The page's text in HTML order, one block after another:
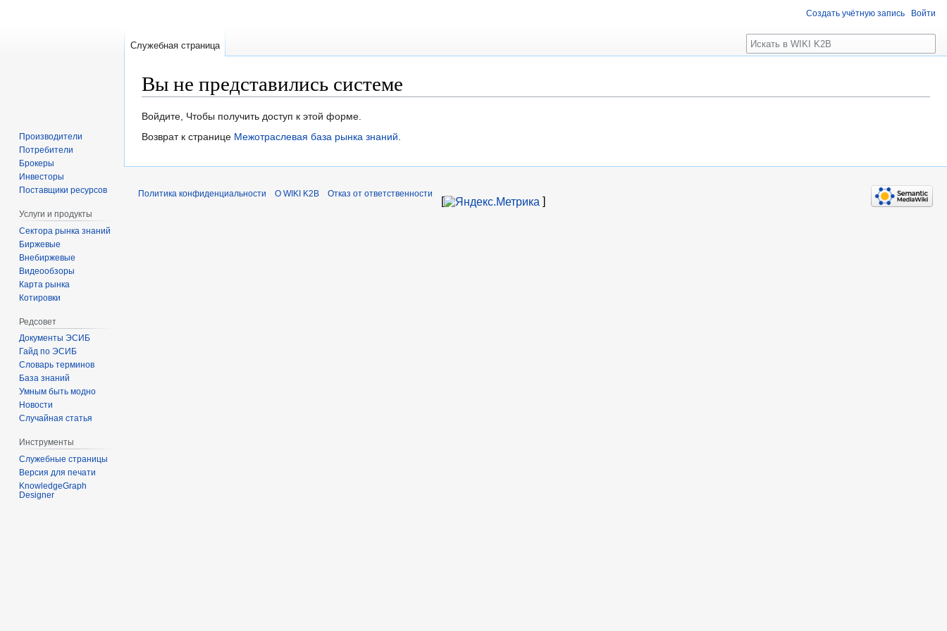
Вы не представились системе
Перейти
к
Перейти
к
Войдите, Чтобы получить доступ к этой форме.
Возврат к странице Межотраслевая база рынка знаний.
Создать учётную запись Войти
Служебная страница Поиск
Производители
Потребители
Брокеры
Инвесторы
Поставщики ресурсов
Услуги и продукты
Сектора рынка знаний
Биржевые
Внебиржевые
Видеообзоры
Карта рынка
Котировки
Редсовет
Документы ЭСИБ
Гайд по ЭСИБ
Словарь терминов
База знаний
Умным быть модно
Новости
Случайная статья
Инструменты
Служебные страницы
Версия для печати
KnowledgeGraph
Designer
Политика конфиденциальности О WIKI K2B Отказ от ответственности